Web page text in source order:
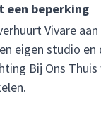
een beperking
Vivare
eigen studio
Bij Ons